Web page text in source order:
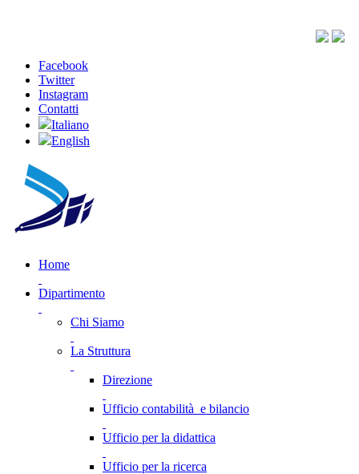
Facebook
Twitter
Instagram
Contatti
Italiano
English
Home
Dipartimento
Chi Siamo
La Struttura
Direzione
Ufficio contabilità e bilancio
Ufficio per la didattica
Ufficio per la ricerca